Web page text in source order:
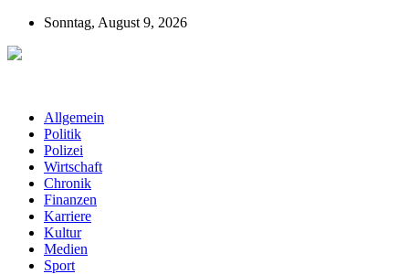
Sonntag, August 9, 2026
Allgemein
Politik
Polizei
Wirtschaft
Chronik
Finanzen
Karriere
Kultur
Medien
Sport